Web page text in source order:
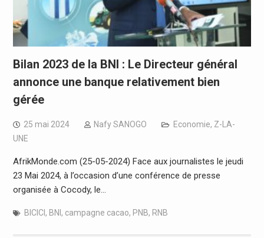
Bilan 2023 de la BNI : Le Directeur général
annonce une banque relativement bien
gérée
25 mai 2024 Nafy SANOGO Economie, Z-LA-
UNE
AfrikMonde.com (25-05-2024) Face aux journalistes le jeudi
23 Mai 2024, à l’occasion d’une conférence de presse
organisée à Cocody, le…
BICICI , BNI , campagne cacao, PNB, RNB